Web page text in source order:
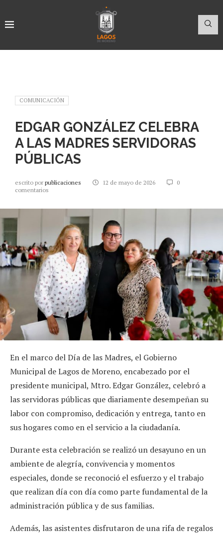
COMUNICACIÓN
EDGAR GONZÁLEZ CELEBRA
A LAS MADRES SERVIDORAS
PÚBLICAS
escrito por publicaciones 12 de mayo de 2026
0
comentarios
En el marco del Día de las Madres, el Gobierno
Municipal de Lagos de Moreno, encabezado por el
presidente municipal, Mtro. Edgar González, celebró a
las servidoras públicas que diariamente desempeñan su
labor con compromiso, dedicación y entrega, tanto en
sus hogares como en el servicio a la ciudadanía.
Durante esta celebración se realizó un desayuno en un
ambiente de alegría, convivencia y momentos
especiales, donde se reconoció el esfuerzo y el trabajo
que realizan día con día como parte fundamental de la
administración pública y de sus familias.
Además, las asistentes disfrutaron de una rifa de regalos